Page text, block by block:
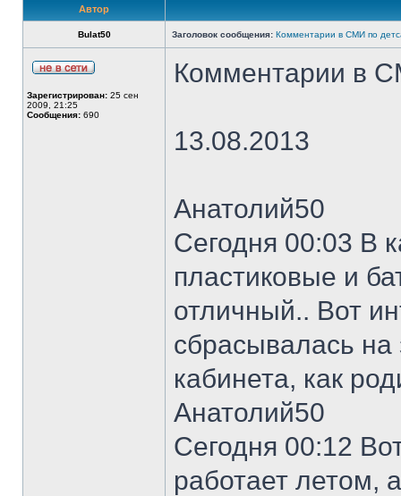
Автор
Bulat50 Заголовок сообщения: Комментарии в СМИ по
Зарегистрирован: 25 сен
2009, 21:25
Сообщения: 690
Комментарии в
13.08.2013
Анатолий50
Сегодня 00:03 В
пластиковые и
отличный.. Вот
сбрасывалась на
кабинета, как
Анатолий50
Сегодня 00:12
работает летом,